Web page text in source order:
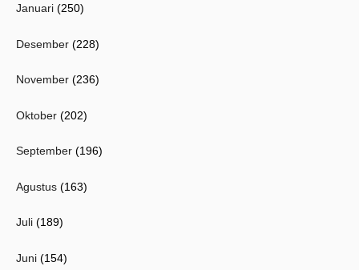
Januari (250)
Desember (228)
November (236)
Oktober (202)
September (196)
Agustus (163)
Juli (189)
Juni (154)